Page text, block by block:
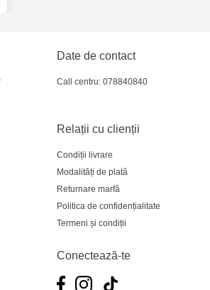
Relații cu clienții
Condiții livrare
Modalități de plată
Returnare marfă
Politica de confidențialitate
Termeni și condiții
Date de contact
Call centru: 078840840
Conectează-te